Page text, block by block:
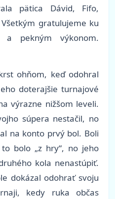
pätica Dávid, Fifo,
gratulujeme ku
a pekným výkonom.
ohňom, keď odohral
doterajšie turnajové
výrazne nižšom leveli.
súpera nestačil, no
na konto prvý bol. Boli
bolo „z hry“, no jeho
kola nenastúpiť.
dokázal odohrať svoju
kedy ruka občas